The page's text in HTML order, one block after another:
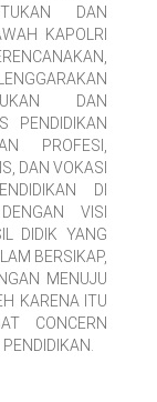
DAN
KAPOLRI
DAN
PENDIDIKAN
PROFESI,
DAN VOKASI
DI
VISI
DIDIK YANG
BERSIKAP,
MENUJU
KARENA ITU
CONCERN